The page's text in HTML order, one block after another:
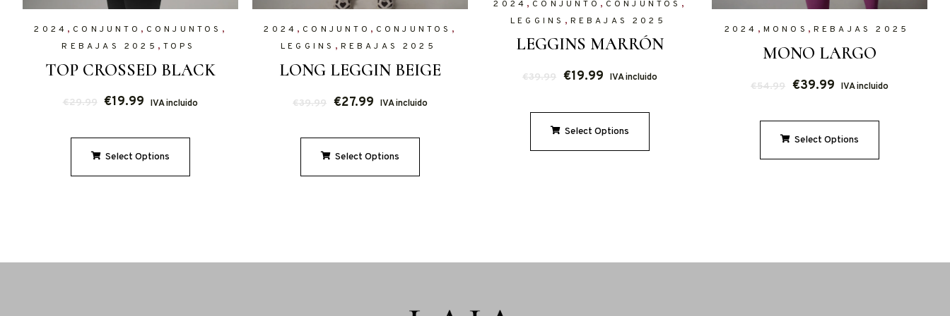
2024 , CONJUNTO , CONJUNTOS ,
REBAJAS 2025 , TOPS
TOP CROSSED BLACK
€29.99 €19.99 IVA incluido
Select Options
2024 , CONJUNTO , CONJUNTOS ,
LEGGINS , REBAJAS 2025
LONG LEGGIN BEIGE
€39.99 €27.99 IVA incluido
Select Options
2024 , CONJUNTO , CONJUNTOS ,
LEGGINS , REBAJAS 2025
LEGGINS MARRÓN
€39.99 €19.99 IVA incluido
Select Options
2024 , MONOS , REBAJAS 2025
MONO LARGO
€54.99 €39.99 IVA incluido
Select Options